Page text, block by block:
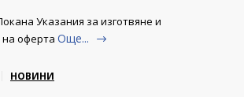
Указания за изготвяне и
оферта Още...
НОВИНИ